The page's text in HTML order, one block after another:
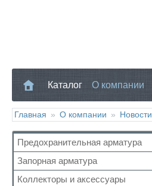
Каталог О компании
Главная » О компании » Новости
Предохранительная арматура
Воздухоотводчик
Клапан предохранительный
Запорная арматура
Кран шаровый для воды
Коллекторы и аксессуары